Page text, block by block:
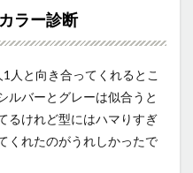
ラー診断
人と向き合ってくれるとこ
ルバーとグレーは似合うと
るけれど型にはハマりすぎ
くれたのがうれしかったで